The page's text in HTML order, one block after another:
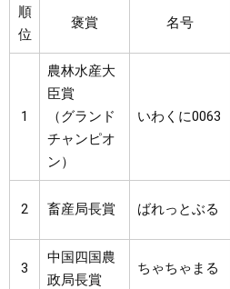
順
位
褒賞 名号
1
農林水産大
臣賞
（グランド
チャンピオ
ン）
いわくに0063
2 畜産局長賞 ばれっとぶる
3
中国四国農
政局長賞
ちゃちゃまる